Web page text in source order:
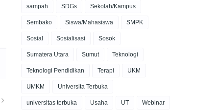
sampah SDGs Sekolah/Kampus
Sembako Siswa/Mahasiswa SMPK
Sosial Sosialisasi Sosok
Sumatera Utara Sumut Teknologi
Teknologi Pendidikan Terapi UKM
UMKM Universita Terbuka
universitas terbuka Usaha UT Webinar